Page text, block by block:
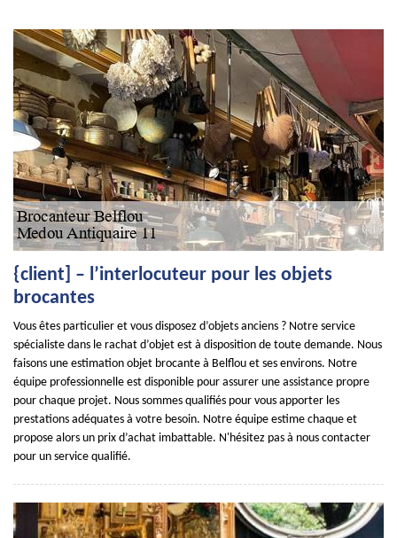
{client] – l’interlocuteur pour les objets
brocantes
Vous êtes particulier et vous disposez d’objets anciens ? Notre service
spécialiste dans le rachat d’objet est à disposition de toute demande. Nous
faisons une estimation objet brocante à Belflou et ses environs. Notre
équipe professionnelle est disponible pour assurer une assistance propre
pour chaque projet. Nous sommes qualifiés pour vous apporter les
prestations adéquates à votre besoin. Notre équipe estime chaque et
propose alors un prix d’achat imbattable. N'hésitez pas à nous contacter
pour un service qualifié.